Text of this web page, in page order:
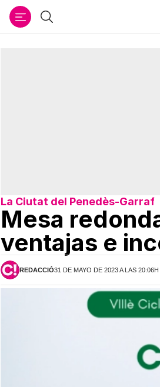
Buscar
La Ciutat del Penedès-Garraf
Mesa
ventajas e
REDACCIÓ31 DE MAYO DE 2023 A LAS 20:06H